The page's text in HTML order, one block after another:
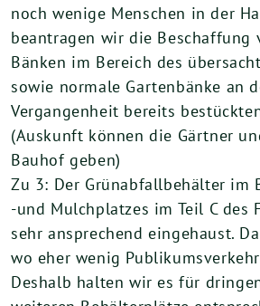
noch wenige Menschen in der
beantragen wir die Beschaffung
Bänken im Bereich des
sowie normale Gartenbänke an
Vergangenheit bereits
(Auskunft können die Gärtner
Bauhof geben)
Zu 3: Der Grünabfallbehälter im
-und Mulchplatzes im Teil C des
sehr ansprechend eingehaust.
wo eher wenig
Deshalb halten wir es für